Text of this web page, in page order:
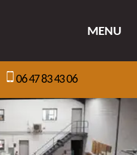
MENU
06 47 83 43 06